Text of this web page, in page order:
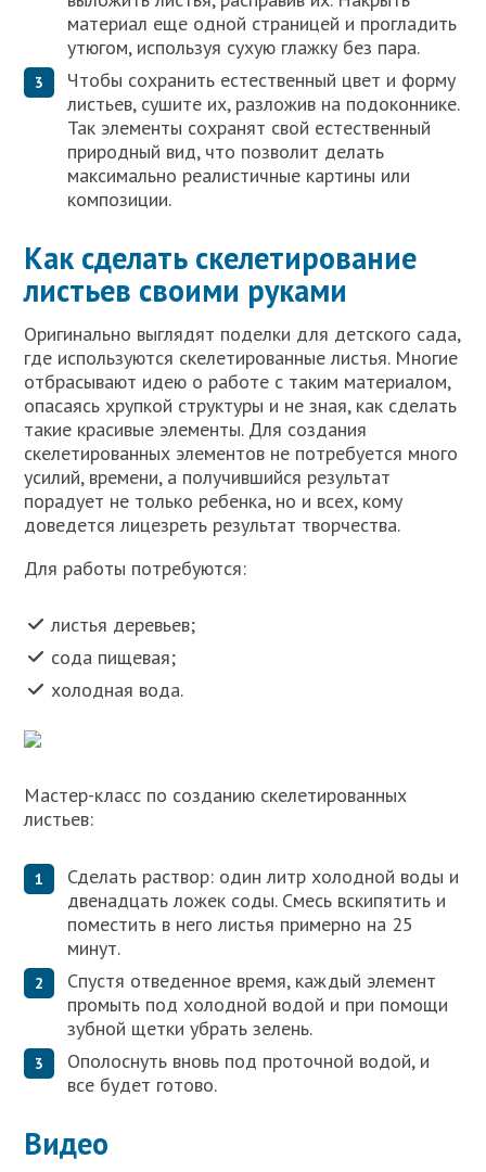
материал еще одной страницей и прогладить
утюгом, используя сухую глажку без пара.
Чтобы сохранить естественный цвет и форму
листьев, сушите их, разложив на подоконнике.
Так элементы сохранят свой естественный
природный вид, что позволит делать
максимально реалистичные картины или
композиции.
Как сделать скелетирование
листьев своими руками
Оригинально выглядят поделки для детского сада,
где используются скелетированные листья. Многие
отбрасывают идею о работе с таким материалом,
опасаясь хрупкой структуры и не зная, как сделать
такие красивые элементы. Для создания
скелетированных элементов не потребуется много
усилий, времени, а получившийся результат
порадует не только ребенка, но и всех, кому
доведется лицезреть результат творчества.
Для работы потребуются:
листья деревьев;
сода пищевая;
холодная вода.
Мастер-класс по созданию скелетированных
листьев:
Сделать раствор: один литр холодной воды и
двенадцать ложек соды. Смесь вскипятить и
поместить в него листья примерно на 25
минут.
Спустя отведенное время, каждый элемент
промыть под холодной водой и при помощи
зубной щетки убрать зелень.
Ополоснуть вновь под проточной водой, и
все будет готово.
Видео